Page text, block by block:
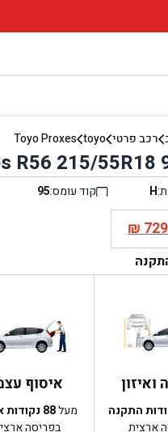
רכב פרטי toyo
Toyo Proxes
R56 215/55R18
H קוד עומס:95
₪729
התקנה
ארצית
איסוף
מעל88 נקודות
בפריסה